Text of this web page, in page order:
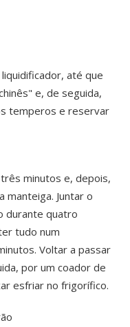
até que
e, de seguida,
temperos e reservar
minutos e, depois,
manteiga. Juntar o
durante quatro
tudo num
Voltar a passar
por um coador de
esfriar no frigorífico.